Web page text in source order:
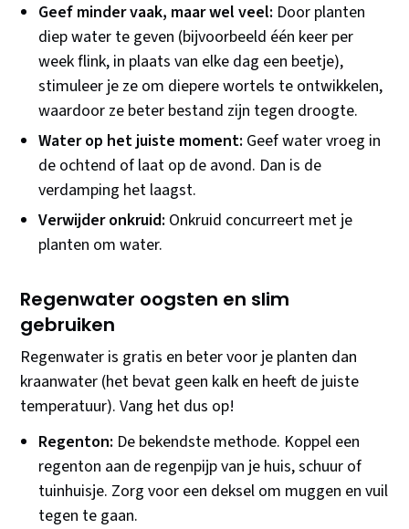
Geef minder vaak, maar wel veel: Door planten
diep water te geven (bijvoorbeeld één keer per
week flink, in plaats van elke dag een beetje),
stimuleer je ze om diepere wortels te ontwikkelen,
waardoor ze beter bestand zijn tegen droogte.
Water op het juiste moment: Geef water vroeg in
de ochtend of laat op de avond. Dan is de
verdamping het laagst.
Verwijder onkruid: Onkruid concurreert met je
planten om water.
Regenwater oogsten en slim
gebruiken
Regenwater is gratis en beter voor je planten dan
kraanwater (het bevat geen kalk en heeft de juiste
temperatuur). Vang het dus op!
Regenton: De bekendste methode. Koppel een
regenton aan de regenpijp van je huis, schuur of
tuinhuisje. Zorg voor een deksel om muggen en vuil
tegen te gaan.